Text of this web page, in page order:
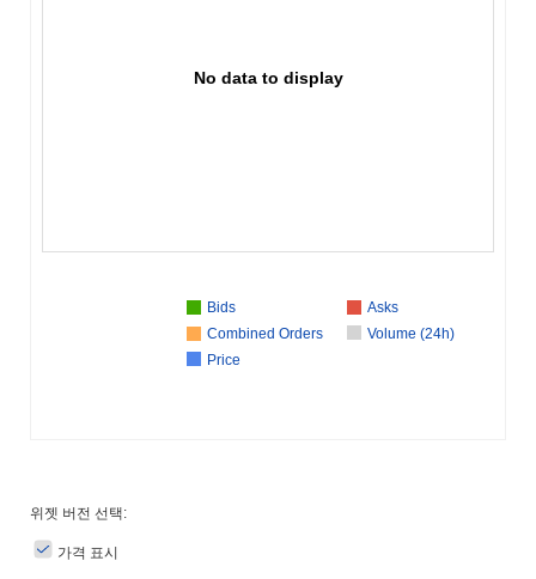
No data to display
Bids
Asks
Combined Orders
Volume (24h)
Price
위젯 버전 선택:
가격 표시